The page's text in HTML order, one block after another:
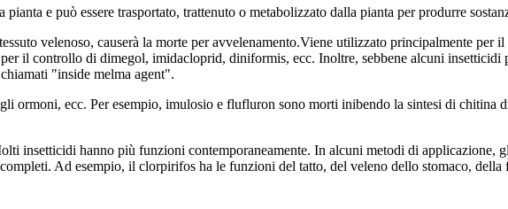
e può essere trasportato, trattenuto o metabolizzato dalla pianta per produrre
velenoso, causerà la morte per avvelenamento.Viene utilizzato principalmente
il controllo di dimegol, imidacloprid, diniformis, ecc. Inoltre, sebbene alcuni insetticidi
"inside melma agent".
ormoni, ecc. Per esempio, imulosio e flufluron sono morti inibendo la sintesi di chitina
insetticidi hanno più funzioni contemporaneamente. In alcuni metodi di applicazione,
Ad esempio, il clorpirifos ha le funzioni del tatto, del veleno dello stomaco, della